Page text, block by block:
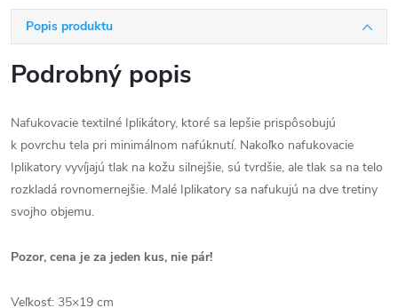
Popis produktu
Podrobný popis
Nafukovacie textilné Iplikátory, ktoré sa lepšie prispôsobujú
k povrchu tela pri minimálnom nafúknutí. Nakoľko nafukovacie
Iplikatory vyvíjajú tlak na kožu silnejšie, sú tvrdšie, ale tlak sa na telo
rozkladá rovnomernejšie. Malé Iplikatory sa nafukujú na dve tretiny
svojho objemu.
Pozor, cena je za jeden kus, nie pár!
Veľkosť: 35×19 cm